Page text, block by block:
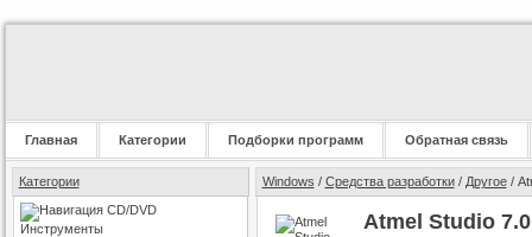
Главная Категории Подборки программ Обратная связь
Категории
CD/DVD
Инструменты
Windows / Средства разработки/ Другое/
Atmel Studio 7.0